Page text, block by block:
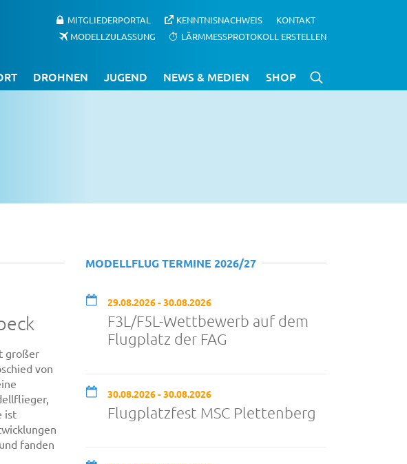
MITGLIEDERPORTAL KENNTNISNACHWEIS
KONTAKT
MODELLZULASSUNG
LÄRMMESSPROTOKOLL ERSTELLEN
DROHNEN JUGEND NEWS & MEDIEN SHOP
großer
von
ist
fanden
MODELLFLUG TERMINE 2026/27
29.08.2026 - 30.08.2026
F3L/F5L-Wettbewerb auf dem
Flugplatz der FAG
30.08.2026 - 30.08.2026
Flugplatzfest MSC Plettenberg